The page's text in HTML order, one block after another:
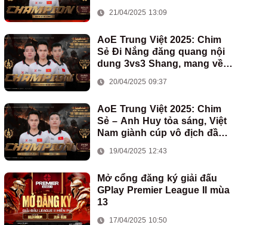
Việt Nam
21/04/2025 13:09
AoE Trung Việt 2025: Chim
Sẻ Đi Nắng đăng quang nội
dung 3vs3 Shang, mang về
đoàn AoE Việt Nam
20/04/2025 09:37
AoE Trung Việt 2025: Chim
Sẻ – Anh Huy tỏa sáng, Việt
Nam giành cúp vô địch đầu
19/04/2025 12:43
Mở cổng đăng ký giải đấu
GPlay Premier League II mùa
13
17/04/2025 10:50